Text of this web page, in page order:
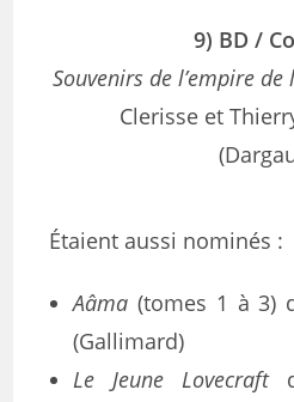
9) BD /
Souvenirs de l’empire de
Clerisse et
Étaient aussi nominés :
Aâma (tomes 1 à 3)
(Gallimard)
Le Jeune Lovecraft